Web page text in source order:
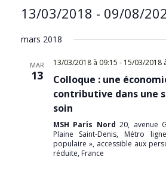
13/03/2018 - 09/08/
une
mars 2018
MAR
13
13/03/2018 à 09:15 - 15/03/2018
Colloque : une
contributive dans une
soin
MSH Paris Nord20, avenue
Plaine Saint-Denis, Métro
populaire », accessible aux
réduite, France